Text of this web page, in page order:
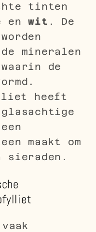
tinten
enwit . De
mineralen
de
heeft
maakt om
sieraden.